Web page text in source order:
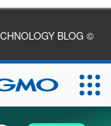
BLOG ©